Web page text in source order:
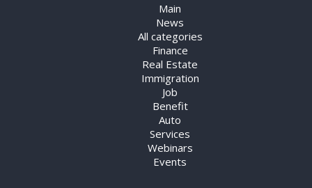
Main
News
All categories
Finance
Real Estate
Immigration
Job
Benefit
Auto
Services
Webinars
Events